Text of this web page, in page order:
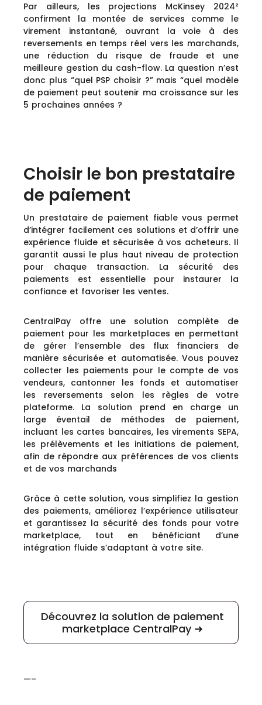
Par ailleurs, les projections McKinsey 2024²
confirment la montée de services comme le
virement instantané, ouvrant la voie à des
reversements en temps réel vers les marchands,
une réduction du risque de fraude et une
meilleure gestion du cash-flow. La question n’est
donc plus “quel PSP choisir ?” mais “quel modèle
de paiement peut soutenir ma croissance sur les
5 prochaines années ?
Choisir le bon prestataire
de paiement
Un prestataire de paiement fiable vous permet
d’intégrer facilement ces solutions et d’offrir une
expérience fluide et sécurisée à vos acheteurs. Il
garantit aussi le plus haut niveau de protection
pour chaque transaction. La sécurité des
paiements est essentielle pour instaurer la
confiance et favoriser les ventes.
CentralPay offre une solution complète de
paiement pour les marketplaces en permettant
de gérer l’ensemble des flux financiers de
manière sécurisée et automatisée. Vous pouvez
collecter les paiements pour le compte de vos
vendeurs, cantonner les fonds et automatiser
les reversements selon les règles de votre
plateforme. La solution prend en charge un
large éventail de méthodes de paiement,
incluant les cartes bancaires, les virements SEPA,
les prélèvements et les initiations de paiement,
afin de répondre aux préférences de vos clients
et de vos marchands
Grâce à cette solution, vous simplifiez la gestion
des paiements, améliorez l’expérience utilisateur
et garantissez la sécurité des fonds pour votre
marketplace, tout en bénéficiant d’une
intégration fluide s’adaptant à votre site.
Découvrez la solution de paiement
marketplace CentralPay ➜
—–